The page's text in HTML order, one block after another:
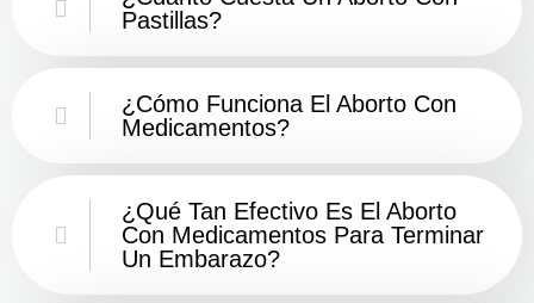
Pastillas?
¿Cómo Funciona El Aborto Con
Medicamentos?
¿Qué Tan Efectivo Es El Aborto
Con Medicamentos Para Terminar
Un Embarazo?